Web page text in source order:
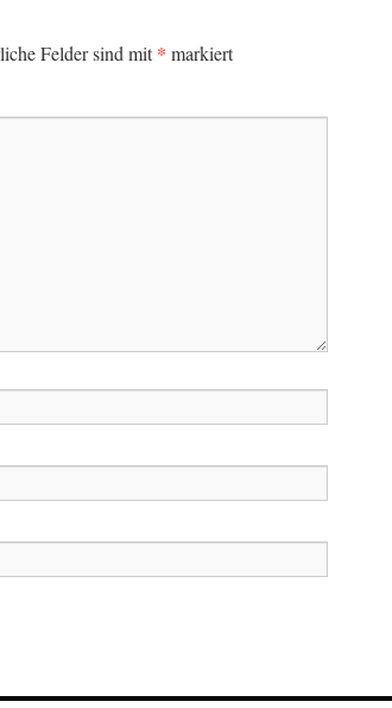
Felder sind mit* markiert